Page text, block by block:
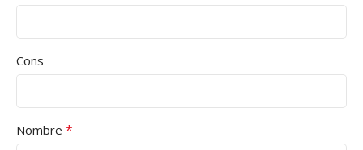
Cons
Nombre *